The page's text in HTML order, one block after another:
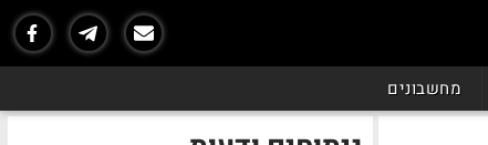
מחשבונים